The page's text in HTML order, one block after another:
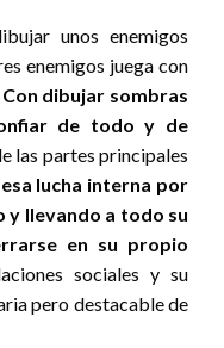
unos enemigos
enemigos juega con
Con dibujar sombras
de todo y de
las partes principales
esa lucha interna por
y llevando a todo su
en su propio
sociales y su
pero destacable de